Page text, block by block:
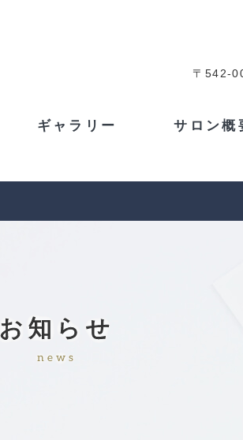
〒542-
ギャラリー サロン概
お知らせ
news